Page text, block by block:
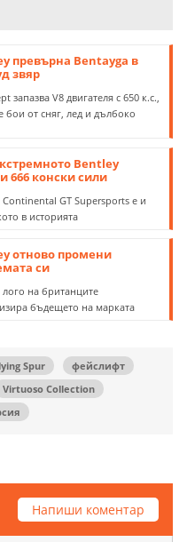
превърна Bentayga в
звяр
запазва V8 двигателя с 650 к.с.,
бои от сняг, лед и дълбоко
Bentley
666 конски сили
GT Supersports е и
в историята
отново промени
си
на британците
бъдещето на марката
Spur
фейслифт
Virtuoso Collection
Напиши коментар